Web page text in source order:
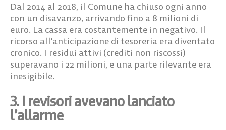
Dal 2014 al 2018, il Comune ha chiuso ogni anno
con un disavanzo, arrivando fino a 8 milioni di
euro. La cassa era costantemente in negativo. Il
ricorso all’anticipazione di tesoreria era diventato
cronico. I residui attivi (crediti non riscossi)
superavano i 22 milioni, e una parte rilevante era
inesigibile.
3. I revisori avevano lanciato
l’allarme